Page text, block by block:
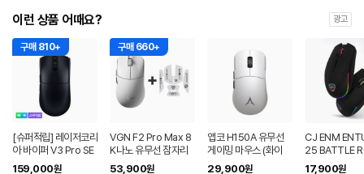
이런 상품 어때요? 광고
구매 810+
[슈퍼적립] 레이저코리
아 바이퍼 V3 Pro SE
바브삼 e스포츠 무선
159,000원
구매 660+
VGN F2 Pro Max 8
K나노 유무선 잠자리
게이밍 마우스 화이트
53,900원
앱코 H150A 유무선
게이밍 마우스 (화이
트)
29,900원
CJ ENM
25 BATTLE
이밍 마우스
17,900원